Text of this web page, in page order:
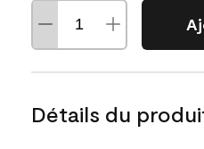
Détails du